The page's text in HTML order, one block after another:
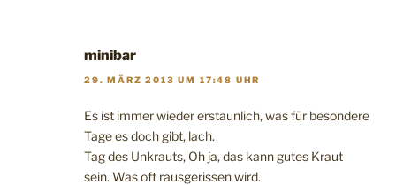
minibar
29. MÄRZ 2013 UM 17:48 UHR
Es ist immer wieder erstaunlich, was für besondere
Tage es doch gibt, lach.
Tag des Unkrauts, Oh ja, das kann gutes Kraut
sein. Was oft rausgerissen wird.